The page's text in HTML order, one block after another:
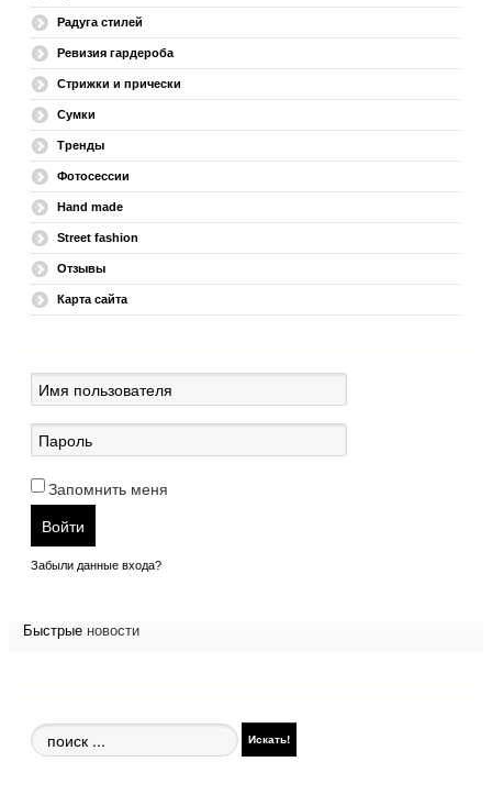
Радуга стилей
Ревизия гардероба
Стрижки и прически
Сумки
Тренды
Фотосессии
Hand made
Street fashion
Отзывы
Карта сайта
Запомнить меня
Войти
Забыли данные входа?
Быстрые новости
Поиск
по
Искать!